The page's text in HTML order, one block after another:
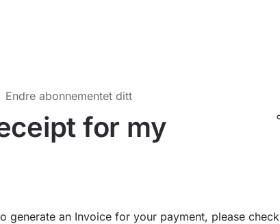
Endre abonnementet ditt
for my
an Invoice for your payment, please check